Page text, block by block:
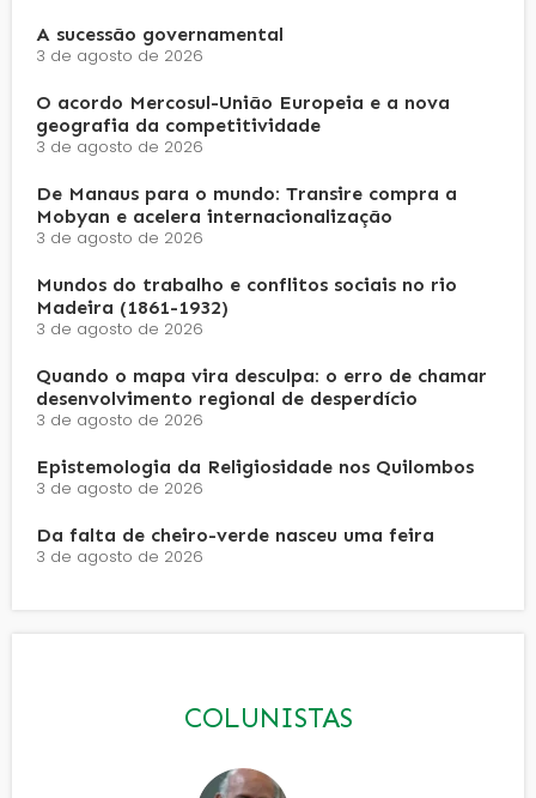
A sucessão governamental
3 de agosto de 2026
O acordo Mercosul-União Europeia e a nova
geografia da competitividade
3 de agosto de 2026
De Manaus para o mundo: Transire compra a
Mobyan e acelera internacionalização
3 de agosto de 2026
Mundos do trabalho e conflitos sociais no rio
Madeira (1861-1932)
3 de agosto de 2026
Quando o mapa vira desculpa: o erro de chamar
desenvolvimento regional de desperdício
3 de agosto de 2026
Epistemologia da Religiosidade nos Quilombos
3 de agosto de 2026
Da falta de cheiro-verde nasceu uma feira
3 de agosto de 2026
COLUNISTAS